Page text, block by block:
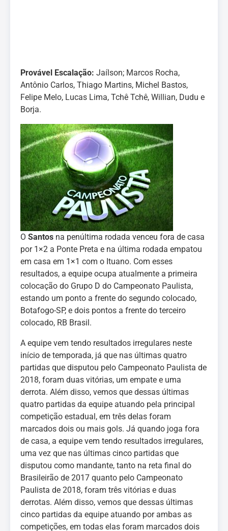
Provável Escalação: Jaílson; Marcos Rocha,
Antônio Carlos, Thiago Martins, Michel Bastos,
Felipe Melo, Lucas Lima, Tchê Tchê, Willian, Dudu e
Borja.
O Santos na penúltima rodada venceu fora de casa
por 1×2 a Ponte Preta e na última rodada empatou
em casa em 1×1 com o Ituano. Com esses
resultados, a equipe ocupa atualmente a primeira
colocação do Grupo D do Campeonato Paulista,
estando um ponto a frente do segundo colocado,
Botafogo-SP, e dois pontos a frente do terceiro
colocado, RB Brasil.
A equipe vem tendo resultados irregulares neste
início de temporada, já que nas últimas quatro
partidas que disputou pelo Campeonato Paulista de
2018, foram duas vitórias, um empate e uma
derrota. Além disso, vemos que dessas últimas
quatro partidas da equipe atuando pela principal
competição estadual, em três delas foram
marcados dois ou mais gols. Já quando joga fora
de casa, a equipe vem tendo resultados irregulares,
uma vez que nas últimas cinco partidas que
disputou como mandante, tanto na reta final do
Brasileirão de 2017 quanto pelo Campeonato
Paulista de 2018, foram três vitórias e duas
derrotas. Além disso, vemos que dessas últimas
cinco partidas da equipe atuando por ambas as
competições, em todas elas foram marcados dois